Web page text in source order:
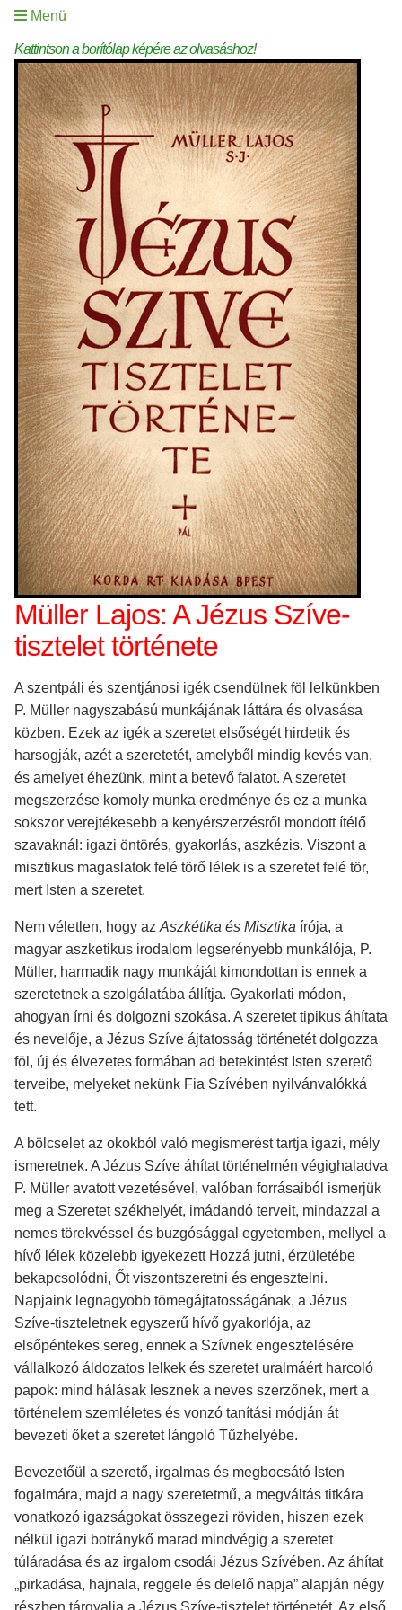
Menü
Kattintson a borítólap képére az olvasáshoz!
Müller Lajos: A Jézus Szíve-
tisztelet története
A szentpáli és szentjánosi igék csendülnek föl lelkünkben
P. Müller nagyszabású munkájának láttára és olvasása
közben. Ezek az igék a szeretet elsőségét hirdetik és
harsogják, azét a szeretetét, amelyből mindig kevés van,
és amelyet éhezünk, mint a betevő falatot. A szeretet
megszerzése komoly munka eredménye és ez a munka
sokszor verejtékesebb a kenyérszerzésről mondott ítélő
szavaknál: igazi öntörés, gyakorlás, aszkézis. Viszont a
misztikus magaslatok felé törő lélek is a szeretet felé tör,
mert Isten a szeretet.
Nem véletlen, hogy az Aszkétika és Misztika írója, a
magyar aszketikus irodalom legserényebb munkálója, P.
Müller, harmadik nagy munkáját kimondottan is ennek a
szeretetnek a szolgálatába állítja. Gyakorlati módon,
ahogyan írni és dolgozni szokása. A szeretet tipikus áhítata
és nevelője, a Jézus Szíve ájtatosság történetét dolgozza
föl, új és élvezetes formában ad betekintést Isten szerető
terveibe, melyeket nekünk Fia Szívében nyilvánvalókká
tett.
A bölcselet az okokból való megismerést tartja igazi, mély
ismeretnek. A Jézus Szíve áhítat történelmén végighaladva
P. Müller avatott vezetésével, valóban forrásaiból ismerjük
meg a Szeretet székhelyét, imádandó terveit, mindazzal a
nemes törekvéssel és buzgósággal egyetemben, mellyel a
hívő lélek közelebb igyekezett Hozzá jutni, érzületébe
bekapcsolódni, Őt viszontszeretni és engesztelni.
Napjaink legnagyobb tömegájtatosságának, a Jézus
Szíve-tiszteletnek egyszerű hívő gyakorlója, az
elsőpéntekes sereg, ennek a Szívnek engesztelésére
vállalkozó áldozatos lelkek és szeretet uralmáért harcoló
papok: mind hálásak lesznek a neves szerzőnek, mert a
történelem szemléletes és vonzó tanítási módján át
bevezeti őket a szeretet lángoló Tűzhelyébe.
Bevezetőül a szerető, irgalmas és megbocsátó Isten
fogalmára, majd a nagy szeretetmű, a megváltás titkára
vonatkozó igazságokat összegezi röviden, hiszen ezek
nélkül igazi botránykő marad mindvégig a szeretet
túláradása és az irgalom csodái Jézus Szívében. Az áhítat
„pirkadása, hajnala, reggele és delelő napja” alapján négy
részben tárgyalja a Jézus Szíve-tisztelet történetét. Az első